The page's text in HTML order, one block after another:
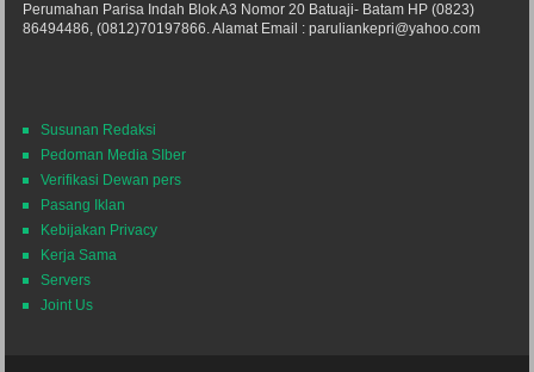
Perumahan Parisa Indah Blok A3 Nomor 20 Batuaji- Batam HP (0823)
86494486, (0812)70197866. Alamat Email : paruliankepri@yahoo.com
Susunan Redaksi
Pedoman Media SIber
Verifikasi Dewan pers
Pasang Iklan
Kebijakan Privacy
Kerja Sama
Servers
Joint Us